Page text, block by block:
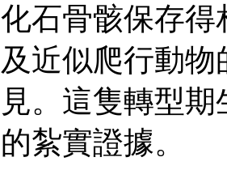
化石骨骸保存
及近似爬行動
見。這隻轉型
的紮實證據。